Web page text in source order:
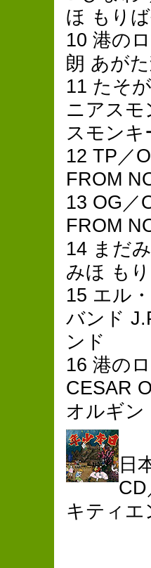
ほ もり
10 港の
朗 あが
11 たそ
ニアスモ
スモン
12 TP／
FROM
13 OG／
FROM
14 まだ
みほ も
15 エル
バンド
ンド
16 港の
CESAR
オルギン
日
キティエ